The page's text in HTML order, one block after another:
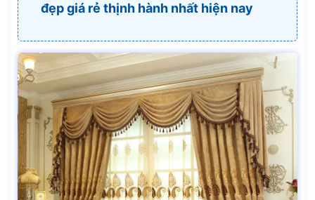
đẹp giá rẻ thịnh hành nhất hiện nay